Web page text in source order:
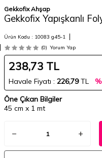
Gekkofix Ahşap
Gekkofix Yapışkanlı
Ürün Kodu : 10083 g45-1
(0) Yorum Yap
238,73 TL
Havale Fiyatı : 226,79TL
Öne Çıkan Bilgiler
45 cm x 1 mt